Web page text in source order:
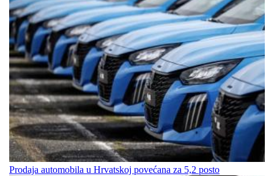
Prodaja automobila u Hrvatskoj povećana za 5,2 posto